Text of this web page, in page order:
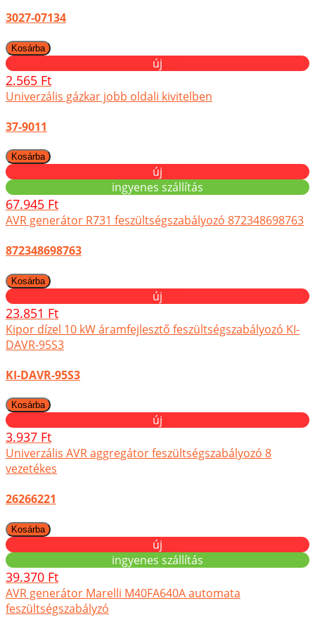
3027-07134
új
2.565 Ft
Univerzális gázkar jobb oldali kivitelben
37-9011
új
ingyenes szállítás
67.945 Ft
AVR generátor R731 feszültségszabályozó 872348698763
872348698763
új
23.851 Ft
Kipor dízel 10 kW áramfejlesztő feszültségszabályozó KI-
DAVR-95S3
KI-DAVR-95S3
új
3.937 Ft
Univerzális AVR aggregátor feszültségszabályozó 8
vezetékes
26266221
új
ingyenes szállítás
39.370 Ft
AVR generátor Marelli M40FA640A automata
feszültségszabályzó